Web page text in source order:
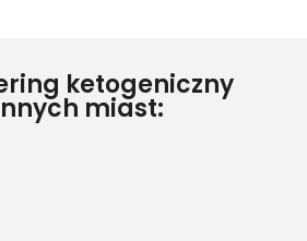
ketogeniczny
miast: